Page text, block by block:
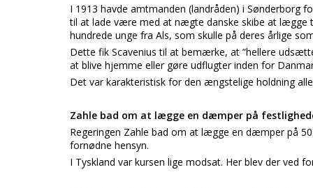
I 1913 havde amtmanden (landråden) i Sønderborg
til at lade være med at nægte danske skibe at lægge
hundrede unge fra Als, som skulle på deres årlige
Dette fik Scavenius til at bemærke, at ”hellere
at blive hjemme eller gøre udflugter inden for
Det var karakteristisk for den ængstelige holdning
Zahle bad om at lægge en dæmper på
Regeringen Zahle bad om at lægge en dæmper på
fornødne hensyn.
I Tyskland var kursen lige modsat. Her blev der ved